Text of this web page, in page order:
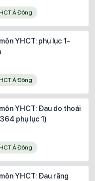
Á Đông
YHCT: phụ lục 1-
Á Đông
YHCT: Đau do thoái
phụ lục 1)
Á Đông
YHCT: Đau răng